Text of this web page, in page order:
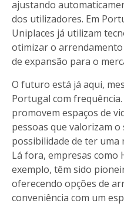
ajustando
dos utilizadores. Em
Uniplaces já utilizam
otimizar o
de expansão para o
O futuro está já aqui,
Portugal com
promovem espaços de
pessoas que valorizam
possibilidade de ter
Lá fora, empresas como
exemplo, têm sido
oferecendo opções de
conveniência com um